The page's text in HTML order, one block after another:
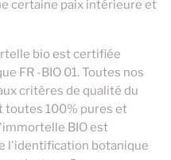
certaine paix intérieure et
bio est certifiée
FR -BIO 01. Toutes nos
critères de qualité du
toutes 100% pures et
BIO est
l'identification botanique